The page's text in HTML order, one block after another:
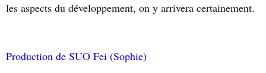
les aspects du développement, on y arrivera certainement.
Production de SUO Fei (Sophie)